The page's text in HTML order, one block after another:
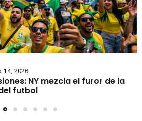
14, 2026
NY mezcla el furor de la
futbol